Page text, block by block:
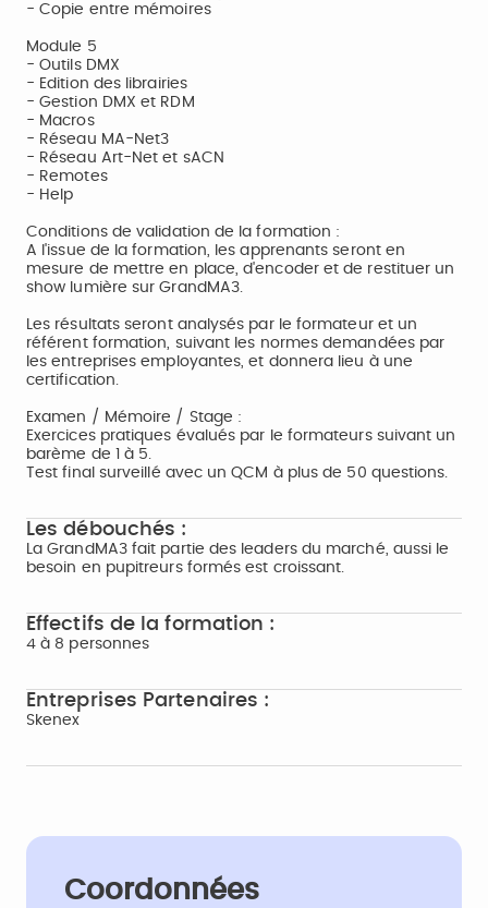
- Copie entre mémoires
Module 5
- Outils DMX
- Edition des librairies
- Gestion DMX et RDM
- Macros
- Réseau MA-Net3
- Réseau Art-Net et sACN
- Remotes
- Help
Conditions de validation de la formation :
A l'issue de la formation, les apprenants seront en
mesure de mettre en place, d'encoder et de restituer un
show lumière sur GrandMA3.
Les résultats seront analysés par le formateur et un
référent formation, suivant les normes demandées par
les entreprises employantes, et donnera lieu à une
certification.
Examen / Mémoire / Stage :
Exercices pratiques évalués par le formateurs suivant un
barème de 1 à 5.
Test final surveillé avec un QCM à plus de 50 questions.
Les débouchés :
La GrandMA3 fait partie des leaders du marché, aussi le
besoin en pupitreurs formés est croissant.
Effectifs de la formation :
4 à 8 personnes
Entreprises Partenaires :
Skenex
Coordonnées